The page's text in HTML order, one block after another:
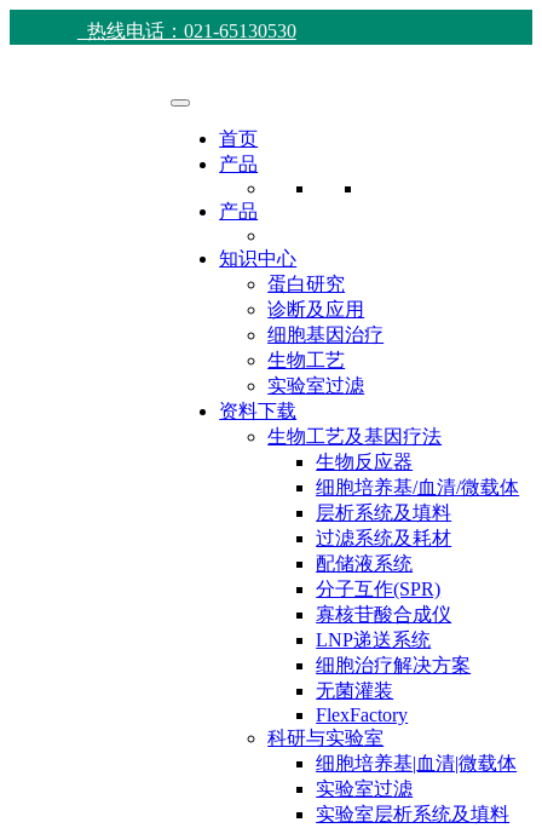
热线电话：021-65130530
首页
产品
产品
知识中心
蛋白研究
诊断及应用
细胞基因治疗
生物工艺
实验室过滤
资料下载
生物工艺及基因疗法
生物反应器
细胞培养基/血清/微载体
层析系统及填料
过滤系统及耗材
配储液系统
分子互作(SPR)
寡核苷酸合成仪
LNP递送系统
细胞治疗解决方案
无菌灌装
FlexFactory
科研与实验室
细胞培养基|血清|微载体
实验室过滤
实验室层析系统及填料